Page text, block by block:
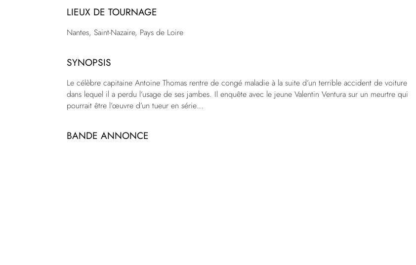
LIEUX DE TOURNAGE
Nantes, Saint-Nazaire, Pays de Loire
SYNOPSIS
Le célèbre capitaine Antoine Thomas rentre de congé maladie à la suite d’un terrible accident de voiture
dans lequel il a perdu l’usage de ses jambes. Il enquête avec le jeune Valentin Ventura sur un meurtre qui
pourrait être l’œuvre d’un tueur en série…
BANDE ANNONCE